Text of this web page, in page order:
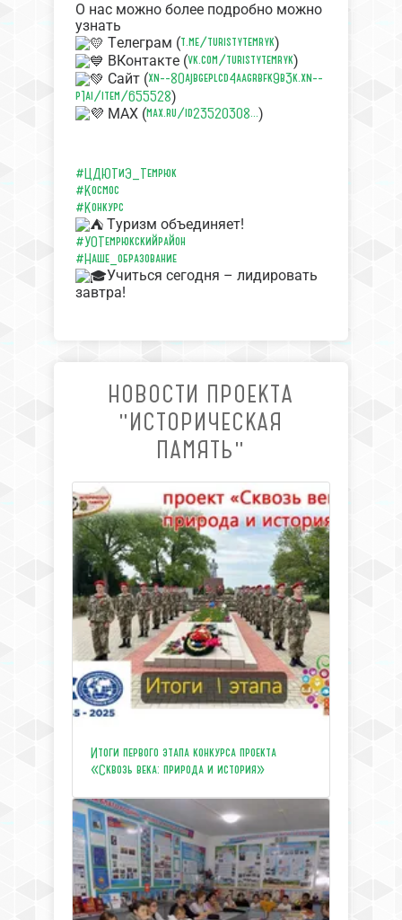
О нас можно более подробно можно
узнать
Телеграм (t.me/turistytemryk)
ВКонтакте (vk.com/turistytemryk)
Сайт (xn--80ajbgeplcd4aagrbfk9b3k.xn--
p1ai/item/655528)
MAX (max.ru/id23520308...)
#ЦДЮТиЭ_Темрюк
#Космос
#Конкурс
Туризм объединяет!
#УОТемрюкскийрайон
#Наше_образование
Учиться сегодня – лидировать
завтра!
НОВОСТИ ПРОЕКТА
"ИСТОРИЧЕСКАЯ
ПАМЯТЬ"
Итоги первого этапа конкурса проекта
«Сквозь века: природа и история»